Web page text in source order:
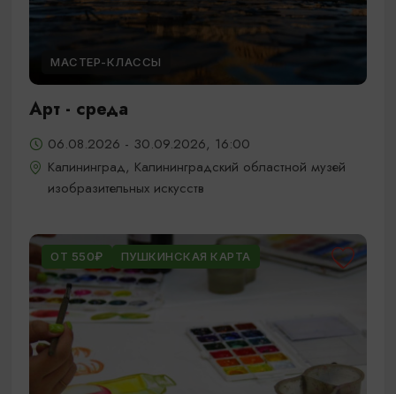
МАСТЕР-КЛАССЫ
Арт - среда
06.08.2026 - 30.09.2026, 16:00
Калининград, Калининградский областной музей
изобразительных искусств
ОТ 550₽ ПУШКИНСКАЯ КАРТА